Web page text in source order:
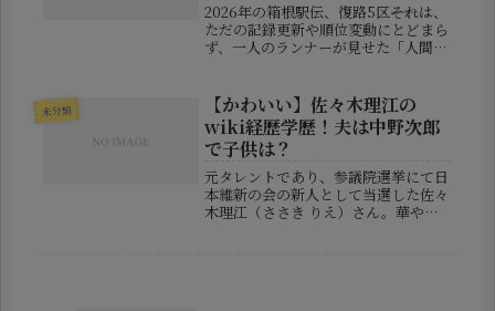
2026年の箱根駅伝、復路5区――それは、
ただの記録更新や順位変動にとどまら
ず、一人のランナーが見せた「人間味
将でもある黒田朝日選手が、早稲田大
学の監督車を追い抜く瞬間に見...
未分類
【かわいい】佐々木理江の
wiki経歴学歴！夫は中野次郎
で子供は？
元タレントであり、参議院選挙にて日
本維新の会の新人として当選した佐々
木理江（ささき りえ）さん。華やか